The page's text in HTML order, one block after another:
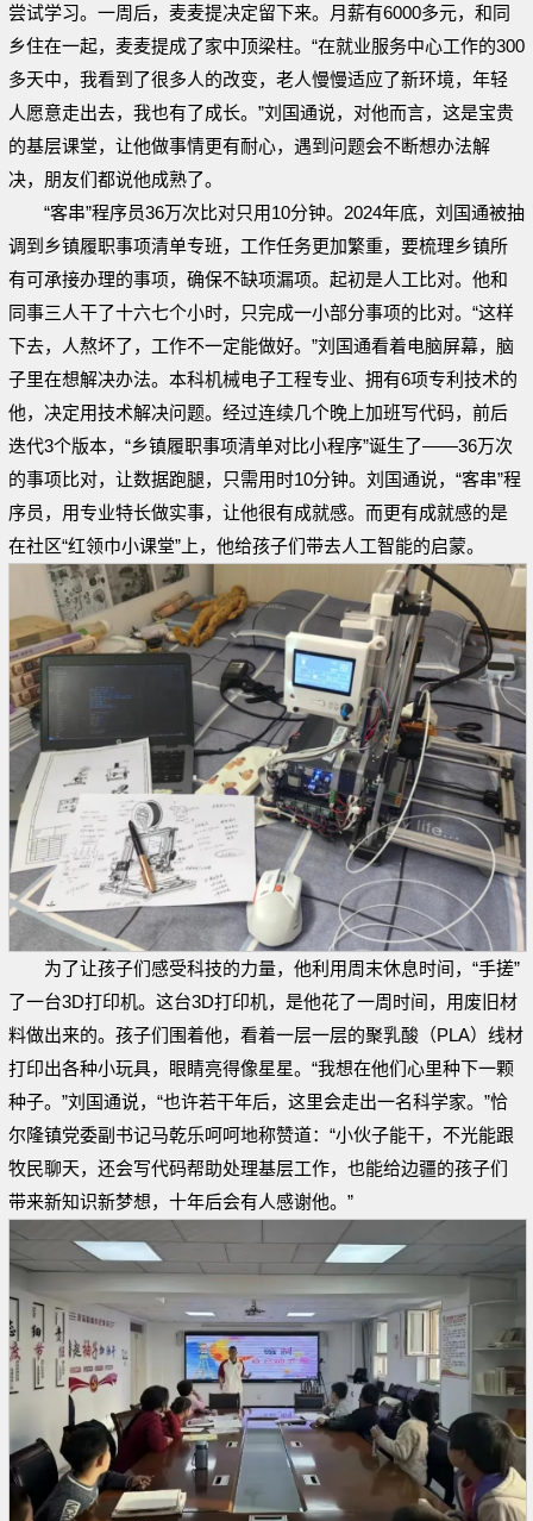
尝试学习。一周后，麦麦提决定留下来。月薪有6000多元，和同
乡住在一起，麦麦提成了家中顶梁柱。“在就业服务中心工作的300
多天中，我看到了很多人的改变，老人慢慢适应了新环境，年轻
人愿意走出去，我也有了成长。”刘国通说，对他而言，这是宝贵
的基层课堂，让他做事情更有耐心，遇到问题会不断想办法解
决，朋友们都说他成熟了。
“客串”程序员36万次比对只用10分钟。2024年底，刘国通被抽
调到乡镇履职事项清单专班，工作任务更加繁重，要梳理乡镇所
有可承接办理的事项，确保不缺项漏项。起初是人工比对。他和
同事三人干了十六七个小时，只完成一小部分事项的比对。“这样
下去，人熬坏了，工作不一定能做好。”刘国通看着电脑屏幕，脑
子里在想解决办法。本科机械电子工程专业、拥有6项专利技术的
他，决定用技术解决问题。经过连续几个晚上加班写代码，前后
迭代3个版本，“乡镇履职事项清单对比小程序”诞生了——36万次
的事项比对，让数据跑腿，只需用时10分钟。刘国通说，“客串”程
序员，用专业特长做实事，让他很有成就感。而更有成就感的是
在社区“红领巾小课堂”上，他给孩子们带去人工智能的启蒙。
为了让孩子们感受科技的力量，他利用周末休息时间，“手搓”
了一台3D打印机。这台3D打印机，是他花了一周时间，用废旧材
料做出来的。孩子们围着他，看着一层一层的聚乳酸（PLA）线材
打印出各种小玩具，眼睛亮得像星星。“我想在他们心里种下一颗
种子。”刘国通说，“也许若干年后，这里会走出一名科学家。”恰
尔隆镇党委副书记马乾乐呵呵地称赞道：“小伙子能干，不光能跟
牧民聊天，还会写代码帮助处理基层工作，也能给边疆的孩子们
带来新知识新梦想，十年后会有人感谢他。”